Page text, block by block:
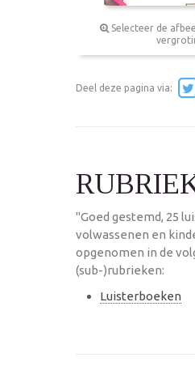
Selecteer de
Deel deze pagina via:
"Goed gestemd, 25
volwassenen en
opgenomen in de
(sub-)rubrieken:
Luisterboeken